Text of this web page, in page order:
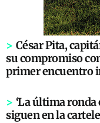
> César Pita,
su compromiso
primer encuentro
> ‘La última ronda
siguen en la